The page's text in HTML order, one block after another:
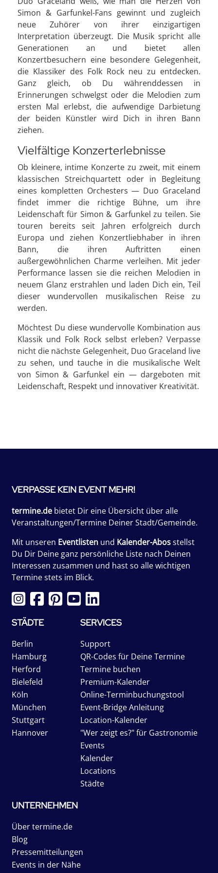
Simon & Garfunkel-Fans gewinnt und zugleich
neue Zuhörer von ihrer einzigartigen
Interpretation überzeugt. Die Musik spricht alle
Generationen an und bietet allen
Konzertbesuchern eine besondere Gelegenheit,
die Klassiker des Folk Rock neu zu entdecken.
Ganz gleich, ob Du währenddessen in
Erinnerungen schwelgst oder die Melodien zum
ersten Mal erlebst, die aufwendige Darbietung
der beiden Künstler wird Dich in ihren Bann
ziehen.
Vielfältige Konzerterlebnisse
Ob kleinere, intime Konzerte zu zweit, mit einem
klassischen Streichquartett oder in Begleitung
eines kompletten Orchesters — Duo Graceland
findet immer die richtige Bühne, um ihre
Leidenschaft für Simon & Garfunkel zu teilen. Sie
touren bereits seit Jahren erfolgreich durch
Europa und ziehen Konzertliebhaber in ihren
Bann, die ihren Auftritten einen
außergewöhnlichen Charme verleihen. Mit jeder
Performance lassen sie die reichen Melodien in
neuem Glanz erstrahlen und laden Dich ein, Teil
dieser wundervollen musikalischen Reise zu
werden.
Möchtest Du diese wundervolle Kombination aus
Klassik und Folk Rock selbst erleben? Verpasse
nicht die nächste Gelegenheit, Duo Graceland live
zu sehen, und tauche in die musikalische Welt
von Simon & Garfunkel ein — dargeboten mit
Leidenschaft, Respekt und innovativer Kreativität.
VERPASSE KEIN EVENT MEHR!
termine.de bietet Dir eine Übersicht über alle
Veranstaltungen/Termine Deiner Stadt/Gemeinde.
Mit unseren Eventlisten und Kalender-Abosstellst
Du Dir Deine ganz persönliche Liste nach Deinen
Interessen zusammen und hast so alle wichtigen
Termine stets im Blick.
STÄDTE
Berlin
Hamburg
Herford
Bielefeld
Köln
München
Stuttgart
Hannover
SERVICES
Support
QR-Codes für Deine Termine
Termine buchen
Premium-Kalender
Online-Terminbuchungstool
Event-Bridge Anleitung
Location-Kalender
"Wer zeigt es?" für Gastronomie
Events
Kalender
Locations
Städte
UNTERNEHMEN
Über termine.de
Blog
Pressemitteilungen
Events in der Nähe